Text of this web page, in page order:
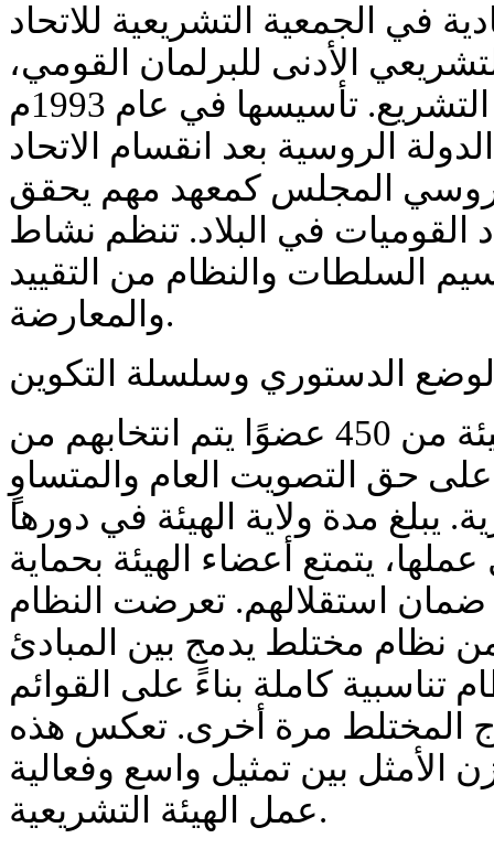
في الجمعية التشريعية للاتحاد
الأدنى للبرلمان القومي،
تلعب دورًا رئيسيًا في عملية التشريع. تأسيسها في عام 1993م
الروسية بعد انقسام الاتحاد
المجلس كمعهد مهم يحقق
القوميات في البلاد. تنظم نشاط
السلطات والنظام من التقييد
والمعارضة.
الدستوري وسلسلة التكوين
وفقًا للدستور، تتكون الهيئة من 450 عضوًا يتم انتخابهم من
على حق التصويت العام والمتساوٍ
يبلغ مدة ولاية الهيئة في دورها
يتمتع أعضاء الهيئة بحماية
استقلالهم. تعرضت النظام
من نظام مختلط يدمج بين المبادئ
تناسبية كاملة بناءً على القوائم
المختلط مرة أخرى. تعكس هذه
الأمثل بين تمثيل واسع وفعالية
عمل الهيئة التشريعية.